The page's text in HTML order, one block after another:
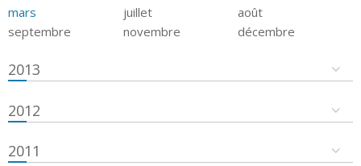
mars juillet
août
septembre
novembre décembre
2013
2012
2011